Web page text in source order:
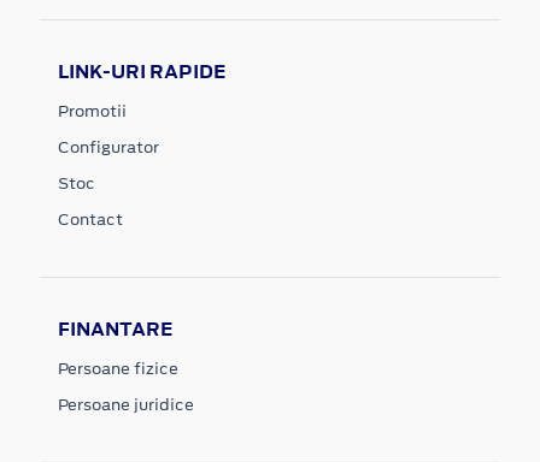
LINK-URI RAPIDE
Promotii
Configurator
Stoc
Contact
FINANTARE
Persoane fizice
Persoane juridice